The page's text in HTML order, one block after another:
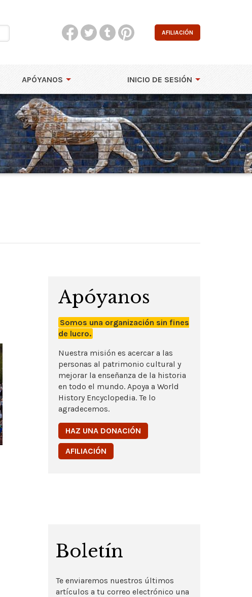
AFILIACIÓN
APÓYANOS INICIO DE SESIÓN
Apóyanos
Somos una organización sin fines
de lucro.
Nuestra misión es acercar a las
personas al patrimonio cultural y
mejorar la enseñanza de la historia
en todo el mundo. Apoya a World
History Encyclopedia. Te lo
agradecemos.
HAZ UNA DONACIÓN
AFILIACIÓN
Boletín
Te enviaremos nuestros últimos
artículos a tu correo electrónico una